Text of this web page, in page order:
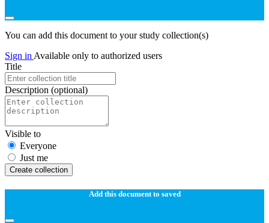
You can add this document to your study collection(s)
Sign in Available only to authorized users
Title
Description (optional)
Visible to
Everyone
Just me
Create collection
Add this document to saved